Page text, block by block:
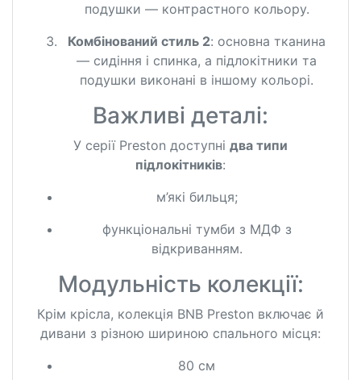
подушки — контрастного кольору.
Комбінований стиль 2: основна тканина
— сидіння і спинка, а підлокітники та
подушки виконані в іншому кольорі.
Важливі деталі:
У серії Preston доступні два типи
підлокітників:
м’які бильця;
функціональні тумби з МДФ з
відкриванням.
Модульність колекції:
Крім крісла, колекція BNB Preston включає й
дивани з різною шириною спального місця:
80 см